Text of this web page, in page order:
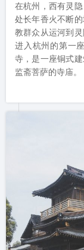
在杭州，西有灵
处长年香火不断
教群众从运河到
进入杭州的第一
寺，是一座铜式
监斋菩萨的寺庙。